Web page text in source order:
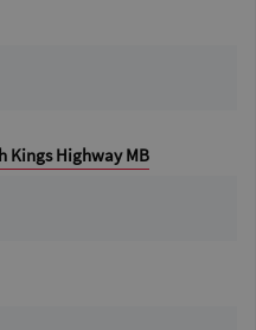
Kings Highway MB